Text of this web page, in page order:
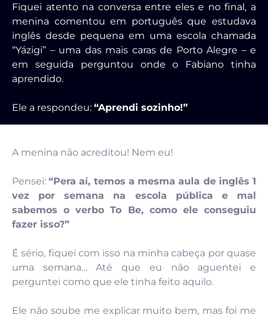
Fiquei atento na conversa entre eles e no final, a
menina comentou em português que estudava
inglês desde pequena em uma escola chamada
“Yázigi” – uma das mais caras de Porto Alegre – e
em seguida perguntou onde o Fabiano tinha
aprendido.
Ele a respondeu: “Aprendi sozinho!”
A menina não acreditou! Nem eu!
Pensei:“Pera aí, temos a mesma aula de inglês 1
vez por semana na escola pública e mal
sabemos o verbo To Be, como ele conseguiu
fazer isso?”
É sério, fiquei com isso na minha cabeça por quase
uma semana… Até que eu não aguentei e
perguntei como que ele tinha feito aquilo.
Ele não soube me explicar muito bem, mas foi me